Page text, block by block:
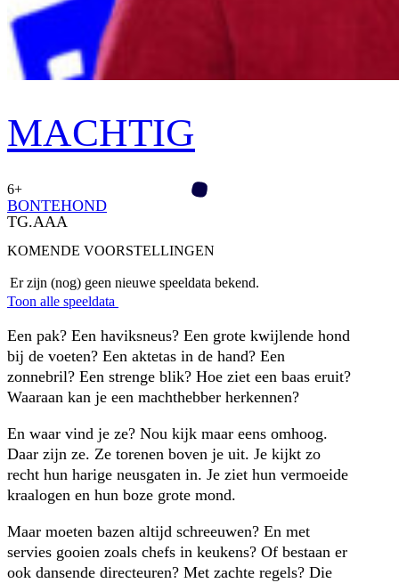
MACHTIG
6+
BONTEHOND
TG.AAA
KOMENDE VOORSTELLINGEN
Er zijn (nog) geen nieuwe speeldata bekend.
Toon alle speeldata
Een pak? Een haviksneus? Een grote kwijlende hond
bij de voeten? Een aktetas in de hand? Een
zonnebril? Een strenge blik? Hoe ziet een baas eruit?
Waaraan kan je een machthebber herkennen?
En waar vind je ze? Nou kijk maar eens omhoog.
Daar zijn ze. Ze torenen boven je uit. Je kijkt zo
recht hun harige neusgaten in. Je ziet hun vermoeide
kraalogen en hun boze grote mond.
Maar moeten bazen altijd schreeuwen? En met
servies gooien zoals chefs in keukens? Of bestaan er
ook dansende directeuren? Met zachte regels? Die